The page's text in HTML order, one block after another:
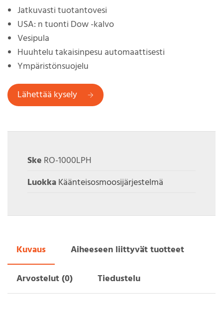
Jatkuvasti tuotantovesi
USA: n tuonti Dow -kalvo
Vesipula
Huuhtelu takaisinpesu automaattisesti
Ympäristönsuojelu
Lähettää kysely
Ske RO-1000LPH
LuokkaKäänteisosmoosijärjestelmä
Kuvaus
Aiheeseen liittyvät tuotteet
Arvostelut (0)
Tiedustelu